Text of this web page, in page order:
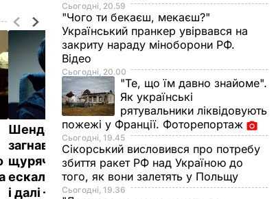
Шендерович: Путін
загнав себе в
щурячий кут. Воєнна
ескалація триватиме
і далі – Україна
Сьогодні, 20.59
"Чого ти бекаєш, мекаєш?"
Український пранкер увірвався на
закриту нараду міноборони РФ.
Відео
Сьогодні, 20.00
"Те, що їм давно знайоме".
Як українські
рятувальники ліквідовують
пожежі у Франції. Фоторепортаж
Сьогодні, 19.45
Сікорський висловився про потребу
збиття ракет РФ над Україною до
того, як вони залетять у Польщу
Сьогодні, 19.36